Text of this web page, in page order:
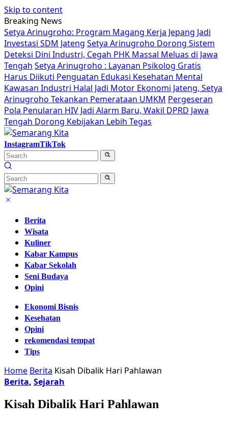
Skip to content
Breaking News
Setya Arinugroho: Program Magang Kerja Jepang Jadi
Investasi SDM Jateng Setya Arinugroho Dorong Sistem
Deteksi Dini Industri, Cegah PHK Massal Meluas di Jawa
Tengah Setya Arinugroho : Layanan Psikolog Gratis
Harus Diikuti Penguatan Edukasi Kesehatan Mental
Kawasan Industri Halal Jadi Motor Ekonomi Jateng, Setya
Arinugroho Tekankan Pemerataan UMKM Pergeseran
Pola Penularan HIV Jadi Alarm Baru, Wakil DPRD Jawa
Tengah Dorong Kebijakan Lebih Tegas
InstagramTikTok
Berita
Wisata
Kuliner
Kabar Kampus
Kabar Sekolah
Seni Budaya
Opini
Ekonomi Bisnis
Kesehatan
Opini
rekomendasi tempat
Tips
Home Berita Kisah Dibalik Hari Pahlawan
Berita, Sejarah
Kisah Dibalik Hari Pahlawan